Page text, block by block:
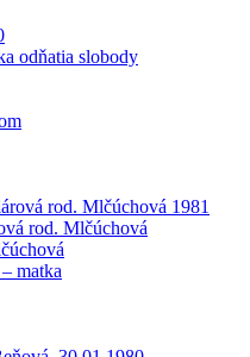
odňatia slobody
rod. Mlčúchová 1981
rod. Mlčúchová
matka